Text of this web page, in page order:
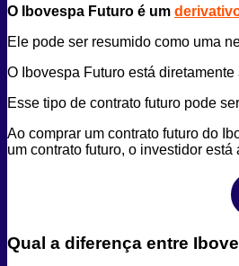
O Ibovespa Futuro é um
Ele pode ser resumido como uma
O Ibovespa Futuro está
Esse tipo de contrato futuro pode
Ao comprar um contrato futuro do
um contrato futuro, o investidor
Qual a diferença entre